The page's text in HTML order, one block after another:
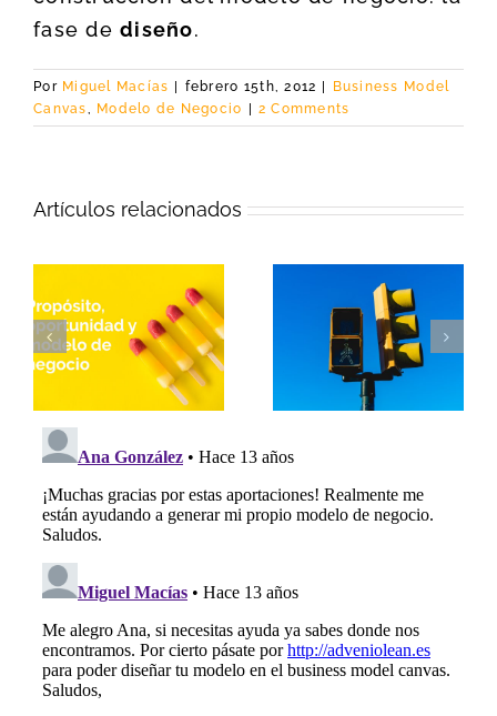
fase dediseño.
Por Miguel Macías febrero 15th, 2012
Business Model
Canvas, Modelo de Negocio 2 Comments
Artículos relacionados
Empieza tu
modelo de
negocio por el para
qué, el propósito
EDV©, nueva
versión de una
hoja de ruta para